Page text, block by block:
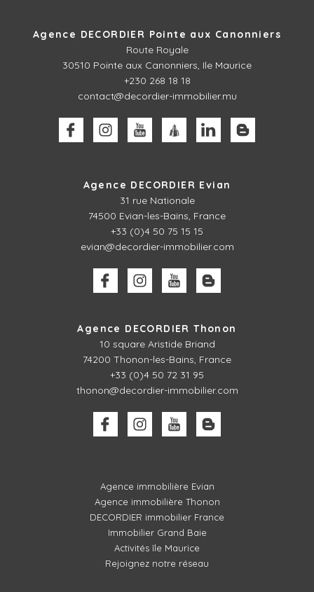
Agence DECORDIER Pointe aux Canonniers
Route Royale
30510 Pointe aux Canonniers, Ile Maurice
+230 268 18 18
contact@decordier-immobilier.mu
Agence DECORDIER Evian
31 rue Nationale
74500 Evian-les-Bains, France
+33 (0)4 50 75 15 15
evian@decordier-immobilier.com
Agence DECORDIER Thonon
10 square Aristide Briand
74200 Thonon-les-Bains, France
+33 (0)4 50 72 31 95
thonon@decordier-immobilier.com
Agence immobilière Evian
Agence immobilière Thonon
DECORDIER immobilier France
Immobilier Grand Baie
Activités île Maurice
Rejoignez notre réseau